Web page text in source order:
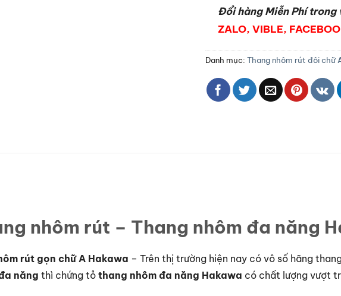
Đổi hàng Miễn Phí trong
ZALO, VIBLE,
Danh mục: Thang nhôm rút đôi chữ
nhôm rút – Thang nhôm đa năng
rút gọn chữ A Hakawa – Trên thị trường hiện nay có vô số hãng
năng thì chứng tỏ thang nhôm đa năng Hakawa có chất lượng vượt